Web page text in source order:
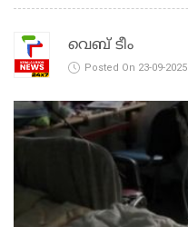
വെബ് ടീം
Posted On 23-09-2025